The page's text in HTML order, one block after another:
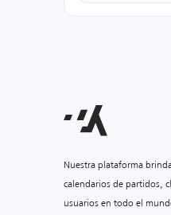
Nuestra plataforma
calendarios de partidos,
usuarios en todo el